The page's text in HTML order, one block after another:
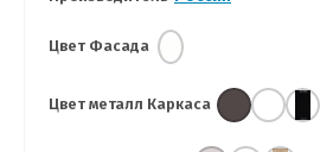
Цвет Фасада
Цвет металл Каркаса